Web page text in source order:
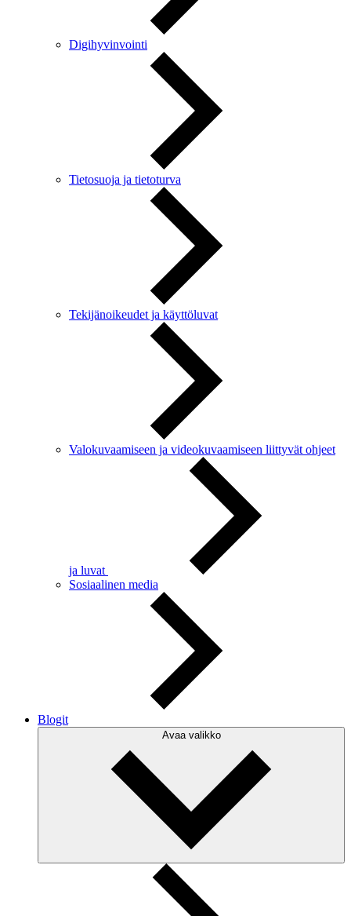
Digihyvinvointi
Tietosuoja ja tietoturva
Tekijänoikeudet ja käyttöluvat
Valokuvaamiseen ja videokuvaamiseen liittyvät ohjeet
ja luvat
Sosiaalinen media
Blogit
Avaa valikko